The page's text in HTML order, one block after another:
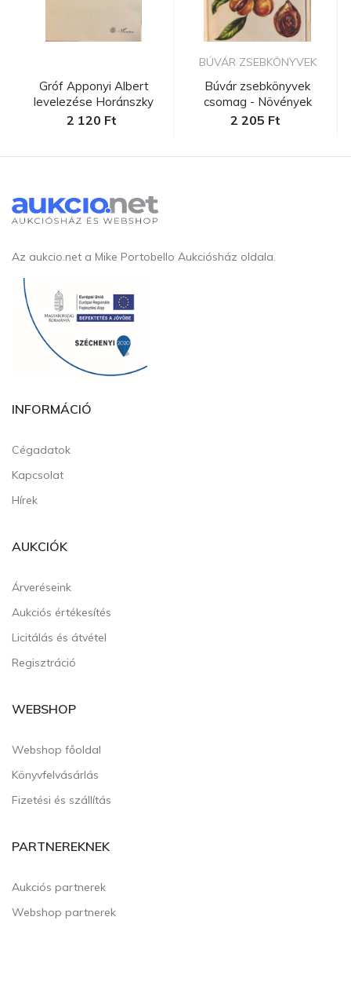
Gróf Apponyi Albert
levelezése Horánszky
Nándorra...
2 120 Ft
BÚVÁR ZSEBKÖNYVEK
Búvár zsebkönyvek
csomag - Növények
2 205 Ft
Az aukcio.net a Mike Portobello Aukciósház oldala.
INFORMÁCIÓ
Cégadatok
Kapcsolat
Hírek
AUKCIÓK
Árveréseink
Aukciós értékesítés
Licitálás és átvétel
Regisztráció
WEBSHOP
Webshop főoldal
Könyvfelvásárlás
Fizetési és szállítás
PARTNEREKNEK
Aukciós partnerek
Webshop partnerek